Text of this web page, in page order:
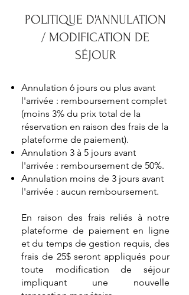
POLITIQUE D'ANNULATION
/ MODIFICATION DE
SÉJOUR
Annulation 6 jours ou plus avant
l'arrivée : remboursement complet
(moins 3% du prix total de la
réservation en raison des frais de la
plateforme de paiement).
Annulation 3 à 5 jours avant
l'arrivée : remboursement de 50%.
Annulation moins de 3 jours avant
l'arrivée : aucun remboursement.
En raison des frais reliés à notre
plateforme de paiement en ligne
et du temps de gestion requis, des
frais de 25$ seront appliqués pour
toute modification de séjour
impliquant une nouvelle